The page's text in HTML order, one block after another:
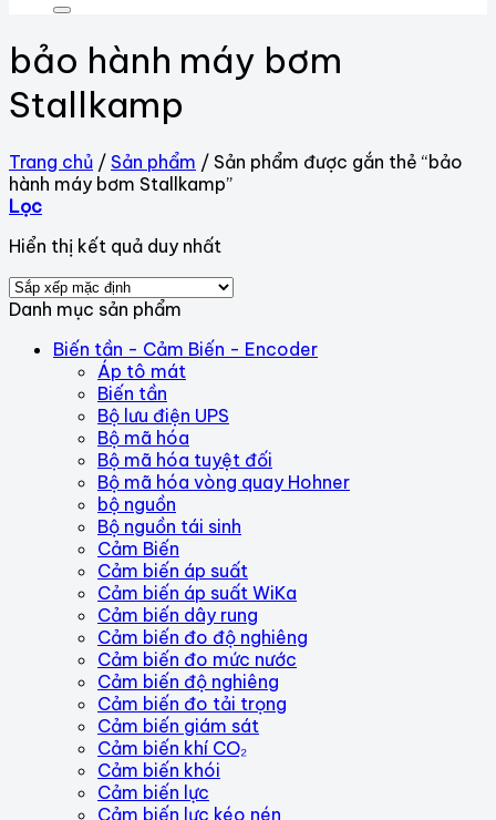
bảo hành máy bơm
Stallkamp
Trang chủ / Sản phẩm / Sản phẩm được gắn thẻ “bảo
hành máy bơm Stallkamp”
Lọc
Hiển thị kết quả duy nhất
Danh mục sản phẩm
Biến tần - Cảm Biến - Encoder
Áp tô mát
Biến tần
Bộ lưu điện UPS
Bộ mã hóa
Bộ mã hóa tuyệt đối
Bộ mã hóa vòng quay Hohner
bộ nguồn
Bộ nguồn tái sinh
Cảm Biến
Cảm biến áp suất
Cảm biến áp suất WiKa
Cảm biến dây rung
Cảm biến đo độ nghiêng
Cảm biến đo mức nước
Cảm biến độ nghiêng
Cảm biến đo tải trọng
Cảm biến giám sát
Cảm biến khí CO₂
Cảm biến khói
Cảm biến lực
Cảm biến lực kéo nén